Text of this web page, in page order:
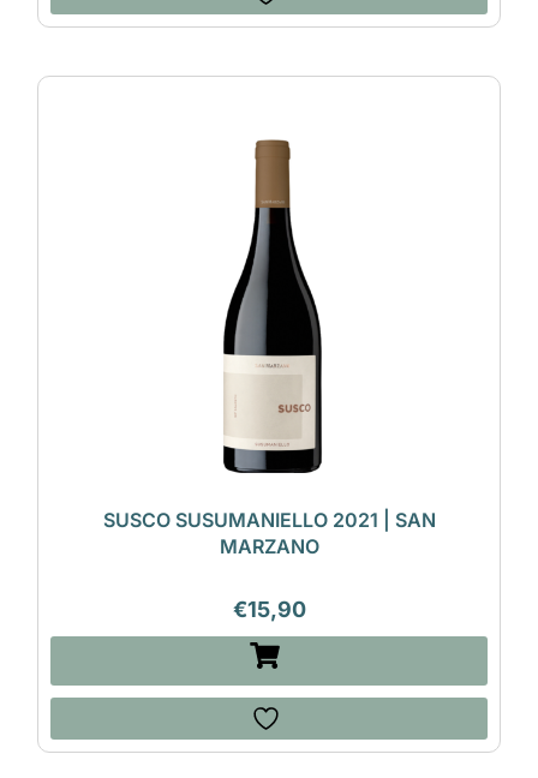
SUSCO SUSUMANIELLO 2021 | SAN
MARZANO
€15,90